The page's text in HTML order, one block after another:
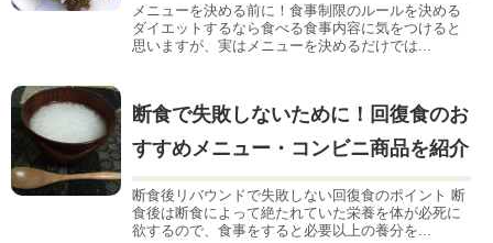
メニューを決める前に！食事制限のルールを決める
ダイエットするなら食べる食事内容に気をつけると
思いますが、実はメニューを決めるだけでは...
断食で失敗しないために！回復食のお
すすめメニュー・コンビニ商品を紹介
断食後リバウンドで失敗しない回復食のポイント 断
食後は断食によって絶たれていた栄養を体が必死に
欲するので、食事をすると必要以上の養分を...